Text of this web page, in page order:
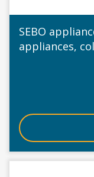
SEBO
appliances,